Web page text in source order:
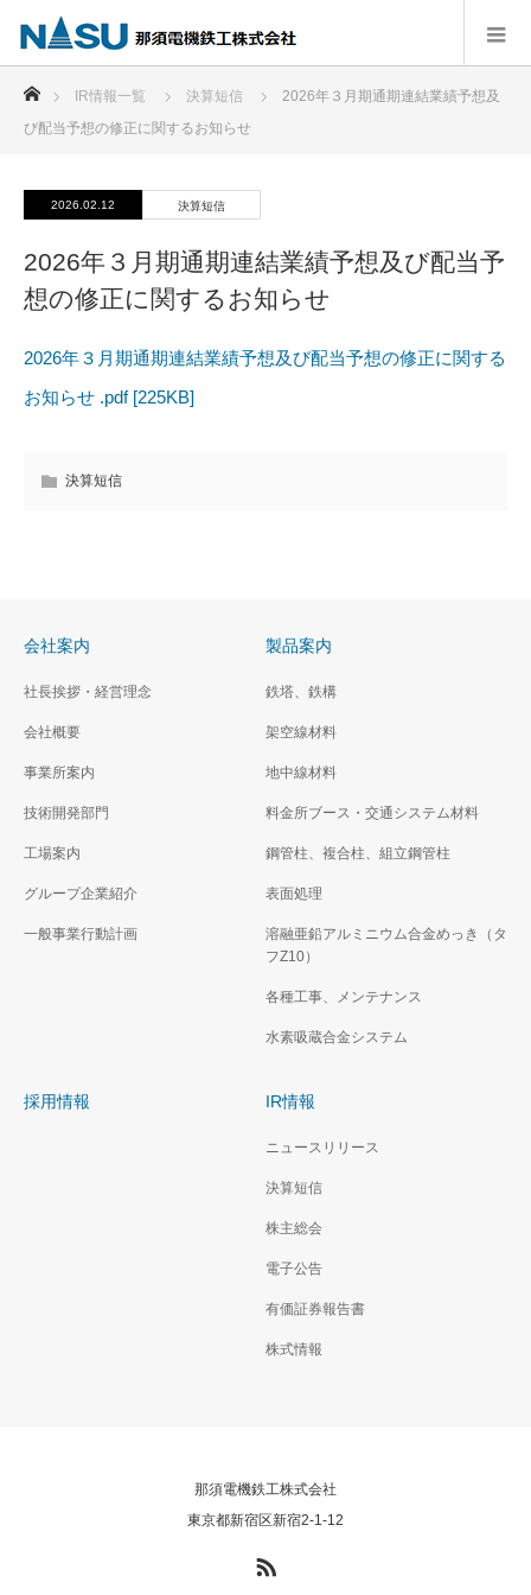
ホーム
IR情報一覧 決算短信
2026年３月期通期連結業績予想及
び配当予想の修正に関するお知らせ
2026.02.12 決算短信
2026年３月期通期連結業績予想及び配当予
想の修正に関するお知らせ
2026年３月期通期連結業績予想及び配当予想の修正に関する
お知らせ .pdf [225KB]
決算短信
会社案内
社長挨拶・経営理念
会社概要
事業所案内
技術開発部門
工場案内
グループ企業紹介
一般事業行動計画
製品案内
鉄塔、鉄構
架空線材料
地中線材料
料金所ブース・交通システム材料
鋼管柱、複合柱、組立鋼管柱
表面処理
溶融亜鉛アルミニウム合金めっき（タ
フZ10）
各種工事、メンテナンス
水素吸蔵合金システム
採用情報 IR情報
ニュースリリース
決算短信
株主総会
電子公告
有価証券報告書
株式情報
那須電機鉄工株式会社
東京都新宿区新宿2-1-12